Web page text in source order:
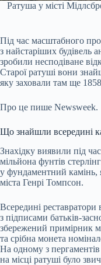
Ратуша у місті
Під час масштабного
з найстаріших будівель
зробили несподіване
Старої ратуші вони
яку заховали там ще
Про це пише Newsweek.
Що знайшли всередині
Знахідку виявили під
мільйона фунтів
у фундаментний камінь,
міста Генрі Томпсон.
Всередині
з підписами батьків-
збережений примірник
та срібна монета
На одному з
на місці ратуші було